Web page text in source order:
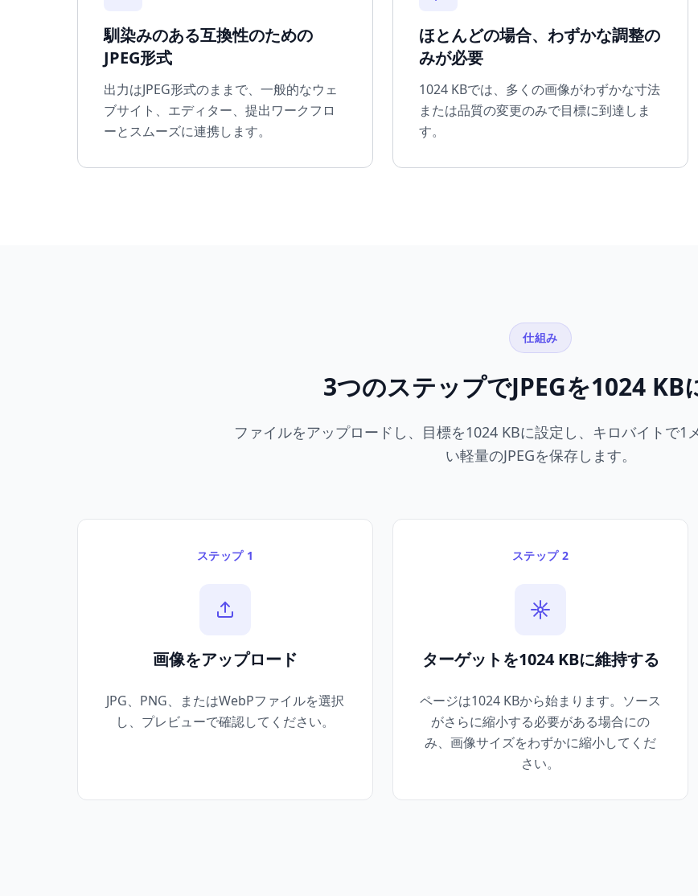
馴染みのある互換性のための
JPEG形式
出力はJPEG形式のままで、一般的なウェ
ブサイト、エディター、提出ワークフロ
ーとスムーズに連携します。
ほとんどの場合、わずかな調整の
みが必要
1024 KBでは、多くの画像がわずかな寸法
または品質の変更のみで目標に到達しま
す。
仕組み
3つのステップでJPEGを1024 KB
ファイルをアップロードし、目標を1024 KBに設定し、キロバイトで1
い軽量のJPEGを保存します。
ステップ 1
画像をアップロード
JPG、PNG、またはWebPファイルを選択
し、プレビューで確認してください。
ステップ 2
ターゲットを1024 KBに維持する
ページは1024 KBから始まります。ソース
がさらに縮小する必要がある場合にの
み、画像サイズをわずかに縮小してくだ
さい。